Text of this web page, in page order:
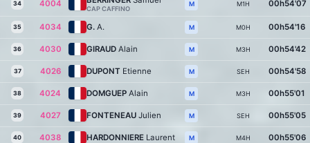
34 4004
CAP CAFFINO
M M1H 00h54'07
35 4034 G. A. M M0H 00h54'16
36 4030 GIRAUD Alain M M3H 00h54'42
37 4026 DUPONT Etienne M SEH 00h54'58
38 4024 DOMGUEP Alain M M3H 00h55'01
39 4027 FONTENEAU Julien M SEH 00h55'05
40 4038 HARDONNIERE Laurent M M4H 00h55'06